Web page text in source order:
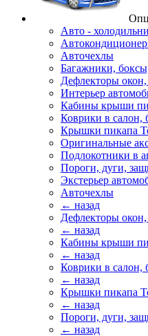
Авто -
Авточехлы
Багажники,
Дефлекторы окон,
Интерьер
Кабины крыши
Коврики в салон,
Крышки пикапа
Оригинальные
Подлокотники в
Пороги, дуги,
Экстерьер
Авточехлы
← назад
Дефлекторы окон,
← назад
Кабины крыши
← назад
Коврики в салон,
← назад
Крышки пикапа
← назад
Пороги, дуги,
← назад